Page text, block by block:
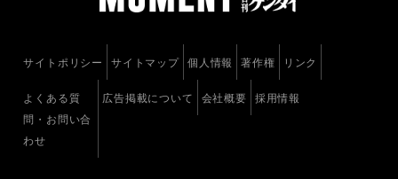
サイトポリシー サイトマップ 個人情報 著作権 リンク
よくある質
問・お問い合
わせ
広告掲載について 会社概要 採用情報